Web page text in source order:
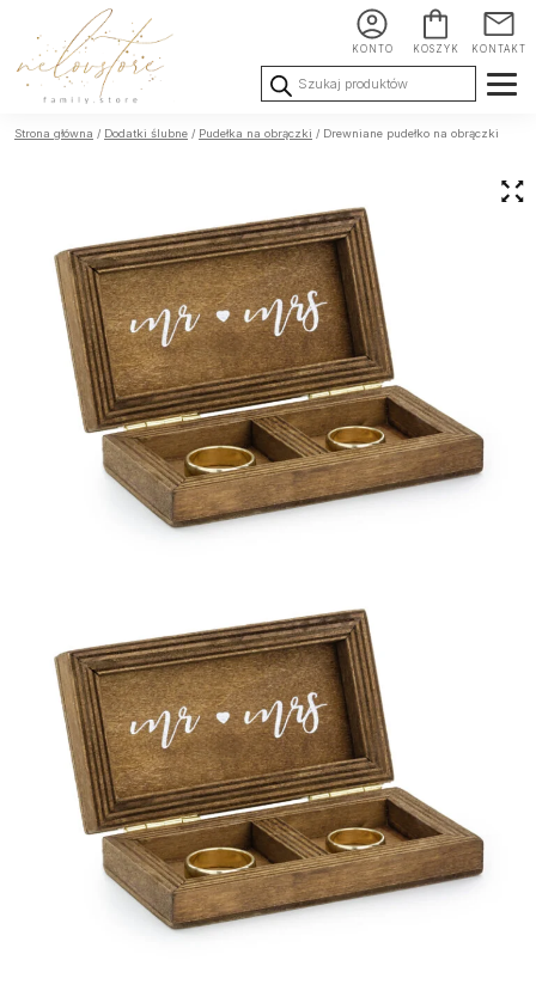
KONTO KOSZYK KONTAKT
Wyszukiwarka
produktów
Ślub i
Chrzest i
Urodziny i
Strona główna / Dodatki ślubne / Pudełka na obrączki / Drewniane pudełko na obrączki